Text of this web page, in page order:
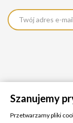
Szanujemy
Przetwarzamy pliki